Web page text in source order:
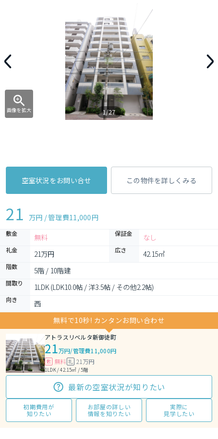
画像を拡大 1/27
空室状況をお問い合せ この物件を詳しくみる
21 万円 / 管理費11,000円
敷金 無料 保証金 なし
礼金 21万円 広さ 42.15㎡
階数 5階 / 10階建
間取り 1LDK (LDK10.0帖 / 洋3.5帖 / その他2.2帖)
向き
西
無料で10秒! カンタンお問い合わせ
アトラスリベルタ新御徒町
21万円/管理費11,000円
敷 無料 礼 21万円
1LDK / 42.15㎡ / 5階
最新の空室状況が知りたい
初期費用が
知りたい
お部屋の詳しい
情報を知りたい
実際に
見学したい